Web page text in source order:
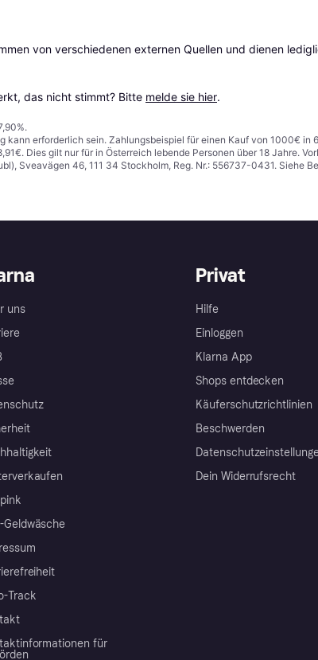
von verschiedenen externen Quellen und dienen
das nicht stimmt? Bitte melde sie hier.
kann erforderlich sein. Zahlungsbeispiel für einen Kauf von 1000€
Dies gilt nur für in Österreich lebende Personen über 18 Jahre.
Sveavägen 46, 111 34 Stockholm, Reg. Nr.: 556737-0431. Siehe
uns
Geldwäsche
Track
für
Privat
Hilfe
Einloggen
Klarna App
Shops entdecken
Käuferschutzrichtlinien
Beschwerden
Dein Widerrufsrecht